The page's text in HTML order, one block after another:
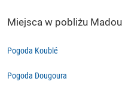
Miejsca w pobliżu
Pogoda Koublé
Pogoda Dougoura